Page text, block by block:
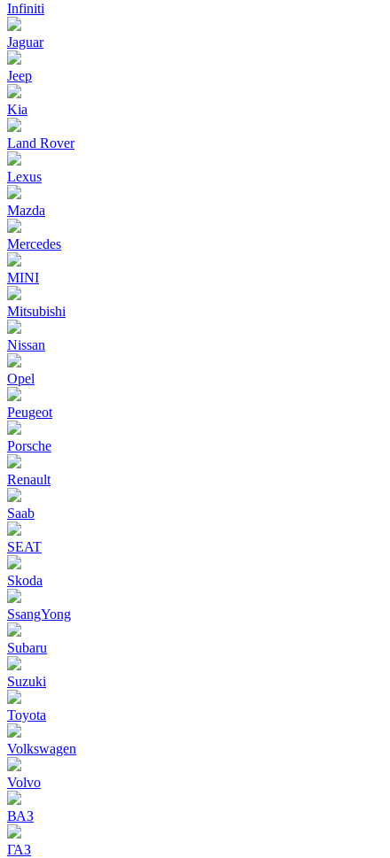
Infiniti
Jaguar
Jeep
Kia
Land Rover
Lexus
Mazda
Mercedes
MINI
Mitsubishi
Nissan
Opel
Peugeot
Porsche
Renault
Saab
SEAT
Skoda
SsangYong
Subaru
Suzuki
Toyota
Volkswagen
Volvo
ВАЗ
ГАЗ